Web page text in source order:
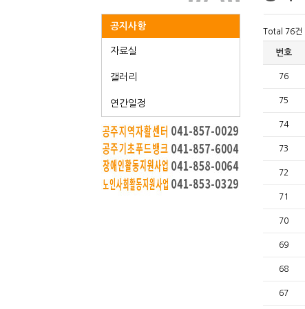
공지사항
자료실
갤러리
연간일정
Total 76건
번호
76
75
74
73
72
71
70
69
68
67